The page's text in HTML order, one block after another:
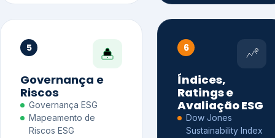
5
Governança e
Riscos
Governança ESG
Mapeamento de
Riscos ESG
6
Índices,
Ratings e
Avaliação ESG
Dow Jones
Sustainability Index